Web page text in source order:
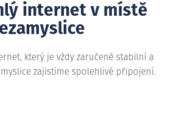
internet v místě
který je vždy zaručeně stabilní a
zajistíme spolehlivé připojení.